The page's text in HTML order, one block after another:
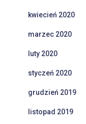
kwiecień 2020
marzec 2020
luty 2020
styczeń 2020
grudzień 2019
listopad 2019